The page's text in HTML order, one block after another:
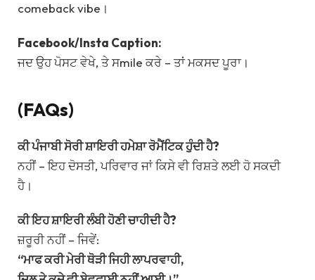
comeback vibe।
Facebook/Insta Caption:
ਜਦ ਉਹ ਪੋਸਟ ਵੇਖੇ, ਤੇ ਸmile ਕਰੇ – ਤਾਂ ਮਕਸਦ ਪੂਰਾ।
(FAQs)
ਕੀ ਪੰਜਾਬੀ ਸੋਰੀ ਸ਼ਾਇਰੀ ਹਮੇਸ਼ਾ ਰੋਮੈਂਟਿਕ ਹੁੰਦੀ ਹੈ?
ਨਹੀਂ – ਇਹ ਦੋਸਤੀ, ਪਰਿਵਾਰ ਜਾਂ ਕਿਸੇ ਵੀ ਰਿਸ਼ਤੇ ਲਈ ਹੋ ਸਕਦੀ
ਹੈ।
ਕੀ ਇਹ ਸ਼ਾਇਰੀ ਲੰਬੀ ਹੋਣੀ ਚਾਹੀਦੀ ਹੈ?
ਜ਼ਰੂਰੀ ਨਹੀਂ – ਜਿਵੇਂ:
“ਮਾਫ ਕਰੀ ਮੇਰੀ ਥੋੜੀ ਜਿਹੀ ਲਾਪਰਵਾਹੀ,